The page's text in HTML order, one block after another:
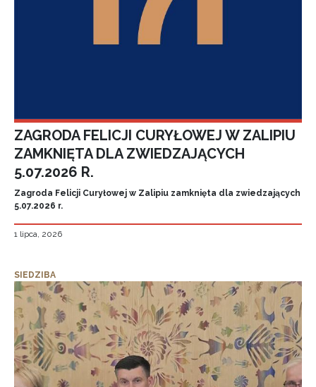
ZAGRODA FELICJI CURYŁOWEJ W ZALIPIU
ZAMKNIĘTA DLA ZWIEDZAJĄCYCH
5.07.2026 R.
Zagroda Felicji Curyłowej w Zalipiu zamknięta dla zwiedzających
5.07.2026 r.
1 lipca, 2026
SIEDZIBA